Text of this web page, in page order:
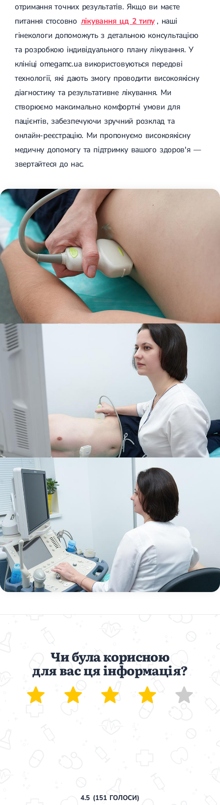
Травми сухожиль та м'язів
Ендокринологія
Цукровий діабет
Цукровий діабет 1 типу
Цукровий діабет 2 типу
Нецукровий діабет
Школа діабету
Дифузний токсичний зоб (Базедова хвороба)
Вузловий зоб
Дифузний зоб
Підгострий тиреоїдит
Аутоиммунный тиреоидит
Гіпертиреоз
Хвороба Іценко-Кушинга
Гіпоталамічний синдром
Гірсутизм
Кіста щитовидної залози
Метаболічний синдром
Ожиріння
Наднирковозалозна недостатність (хвороба Аддісона)
Фізіотерапія
Ультразвукова терапія
Ударно-хвильова терапія
Магнітотерапія
Лазерна терапія
Реабілітація
Реабілітація після перелому
Реабілітація після вивиху
Реабілітація після ендопротезування
Реабілітація після артроскопії
Лікувальна фізкультура
Дерматологія
отримання точних результатів. Якщо ви маєте
питання стосовно лікування цд 2 типу , наші
гінекологи допоможуть з детальною консультацією
та розробкою індивідуального плану лікування. У
клініці omegamc.ua використовуються передові
технології, які дають змогу проводити високоякісну
діагностику та результативне лікування. Ми
створюємо максимально комфортні умови для
пацієнтів, забезпечуючи зручний розклад та
онлайн-реєстрацію. Ми пропонуємо високоякісну
медичну допомогу та підтримку вашого здоров'я —
звертайтеся до нас.
Чи була корисною
для вас ця інформація?
4.5(151ГОЛОСИ)